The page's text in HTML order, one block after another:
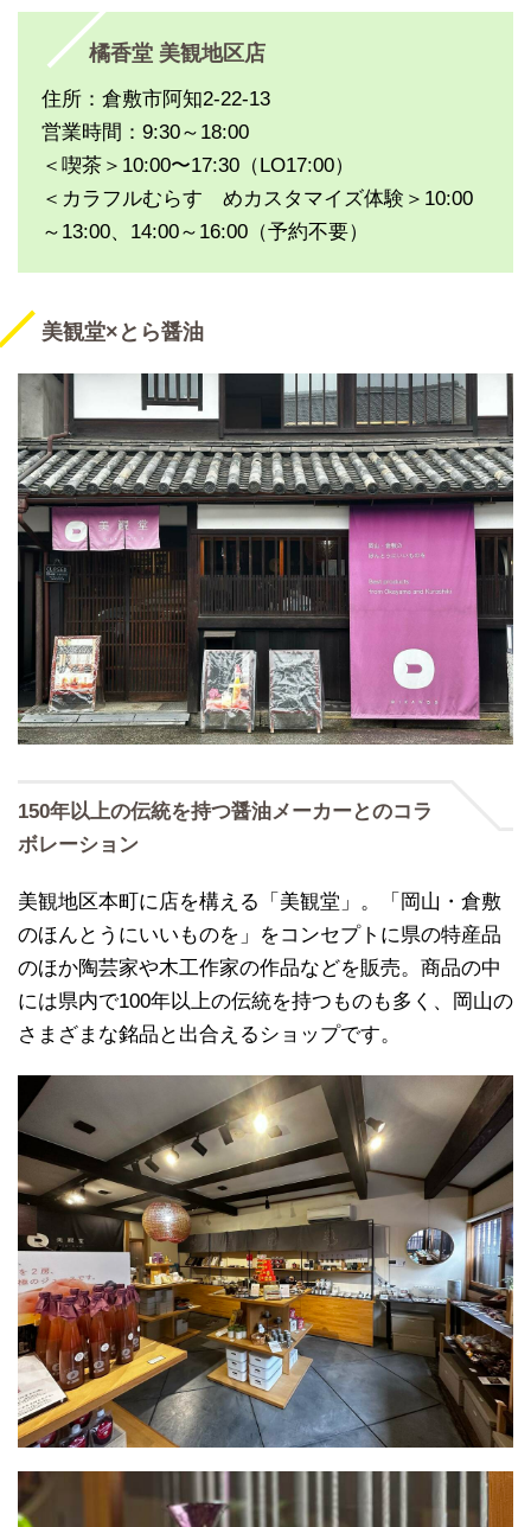
橘香堂 美観地区店
住所：倉敷市阿知2-22-13
営業時間：9:30～18:00
＜喫茶＞10:00〜17:30（LO17:00）
＜カラフルむらすゞめカスタマイズ体験＞10:00
～13:00、14:00～16:00（予約不要）
美観堂×とら醤油
150年以上の伝統を持つ醤油メーカーとのコラ
ボレーション
美観地区本町に店を構える「美観堂」。「岡山・倉敷
のほんとうにいいものを」をコンセプトに県の特産品
のほか陶芸家や木工作家の作品などを販売。商品の中
には県内で100年以上の伝統を持つものも多く、岡山の
さまざまな銘品と出合えるショップです。